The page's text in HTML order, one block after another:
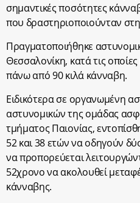
σημαντικές ποσότητες
που δραστηριοποιούνταν
Πραγματοποιήθηκε
Θεσσαλονίκη, κατά τις
πάνω από 90 κιλά κάνναβη.
Ειδικότερα σε οργανωμένη
αστυνομικών της ομάδας
τμήματος Παιονίας,
52 και 38 ετών να οδηγούν
να προπορεύεται
52χρονο να ακολουθεί
κάνναβης.